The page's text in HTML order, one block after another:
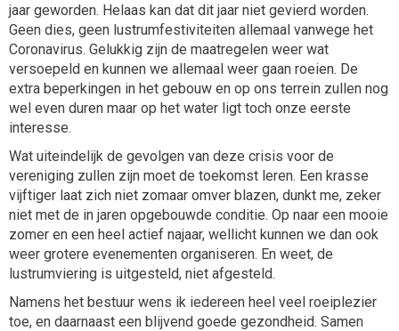
jaar geworden. Helaas kan dat dit jaar niet gevierd worden.
Geen dies, geen lustrumfestiviteiten allemaal vanwege het
Coronavirus. Gelukkig zijn de maatregelen weer wat
versoepeld en kunnen we allemaal weer gaan roeien. De
extra beperkingen in het gebouw en op ons terrein zullen nog
wel even duren maar op het water ligt toch onze eerste
interesse.
Wat uiteindelijk de gevolgen van deze crisis voor de
vereniging zullen zijn moet de toekomst leren. Een krasse
vijftiger laat zich niet zomaar omver blazen, dunkt me, zeker
niet met de in jaren opgebouwde conditie. Op naar een mooie
zomer en een heel actief najaar, wellicht kunnen we dan ook
weer grotere evenementen organiseren. En weet, de
lustrumviering is uitgesteld, niet afgesteld.
Namens het bestuur wens ik iedereen heel veel roeiplezier
toe, en daarnaast een blijvend goede gezondheid. Samen